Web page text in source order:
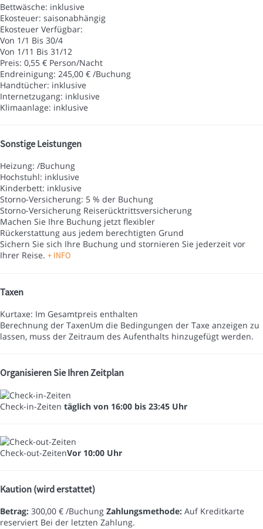
Bettwäsche: inklusive
Ekosteuer: saisonabhängig
Ekosteuer Verfügbar:
Von 1/1 Bis 30/4
Von 1/11 Bis 31/12
Preis: 0,55 € Person/Nacht
Endreinigung: 245,00 € /Buchung
Handtücher: inklusive
Internetzugang: inklusive
Klimaanlage: inklusive
Sonstige Leistungen
Heizung: /Buchung
Hochstuhl: inklusive
Kinderbett: inklusive
Storno-Versicherung: 5 % der Buchung
Storno-Versicherung Reiserücktrittsversicherung
Machen Sie Ihre Buchung jetzt flexibler
Rückerstattung aus jedem berechtigten Grund
Sichern Sie sich Ihre Buchung und stornieren Sie jederzeit vor
Ihrer Reise. + INFO
Taxen
Kurtaxe: Im Gesamtpreis enthalten
Berechnung der TaxenUm die Bedingungen der Taxe anzeigen zu
lassen, muss der Zeitraum des Aufenthalts hinzugefügt werden.
Organisieren Sie Ihren Zeitplan
Check-in-Zeiten täglich von 16:00 bis 23:45 Uhr
Check-out-ZeitenVor 10:00 Uhr
Kaution (wird erstattet)
Betrag: 300,00 € /Buchung Zahlungsmethode: Auf Kreditkarte
reserviert Bei der letzten Zahlung.